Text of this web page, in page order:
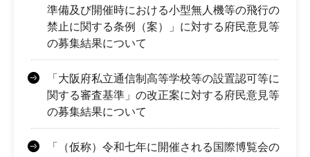
準備及び開催時における小型無人機等の飛行の
禁止に関する条例（案）」に対する府民意見等
の募集結果について
「大阪府私立通信制高等学校等の設置認可等に
関する審査基準」の改正案に対する府民意見等
の募集結果について
「（仮称）令和七年に開催される国際博覧会の